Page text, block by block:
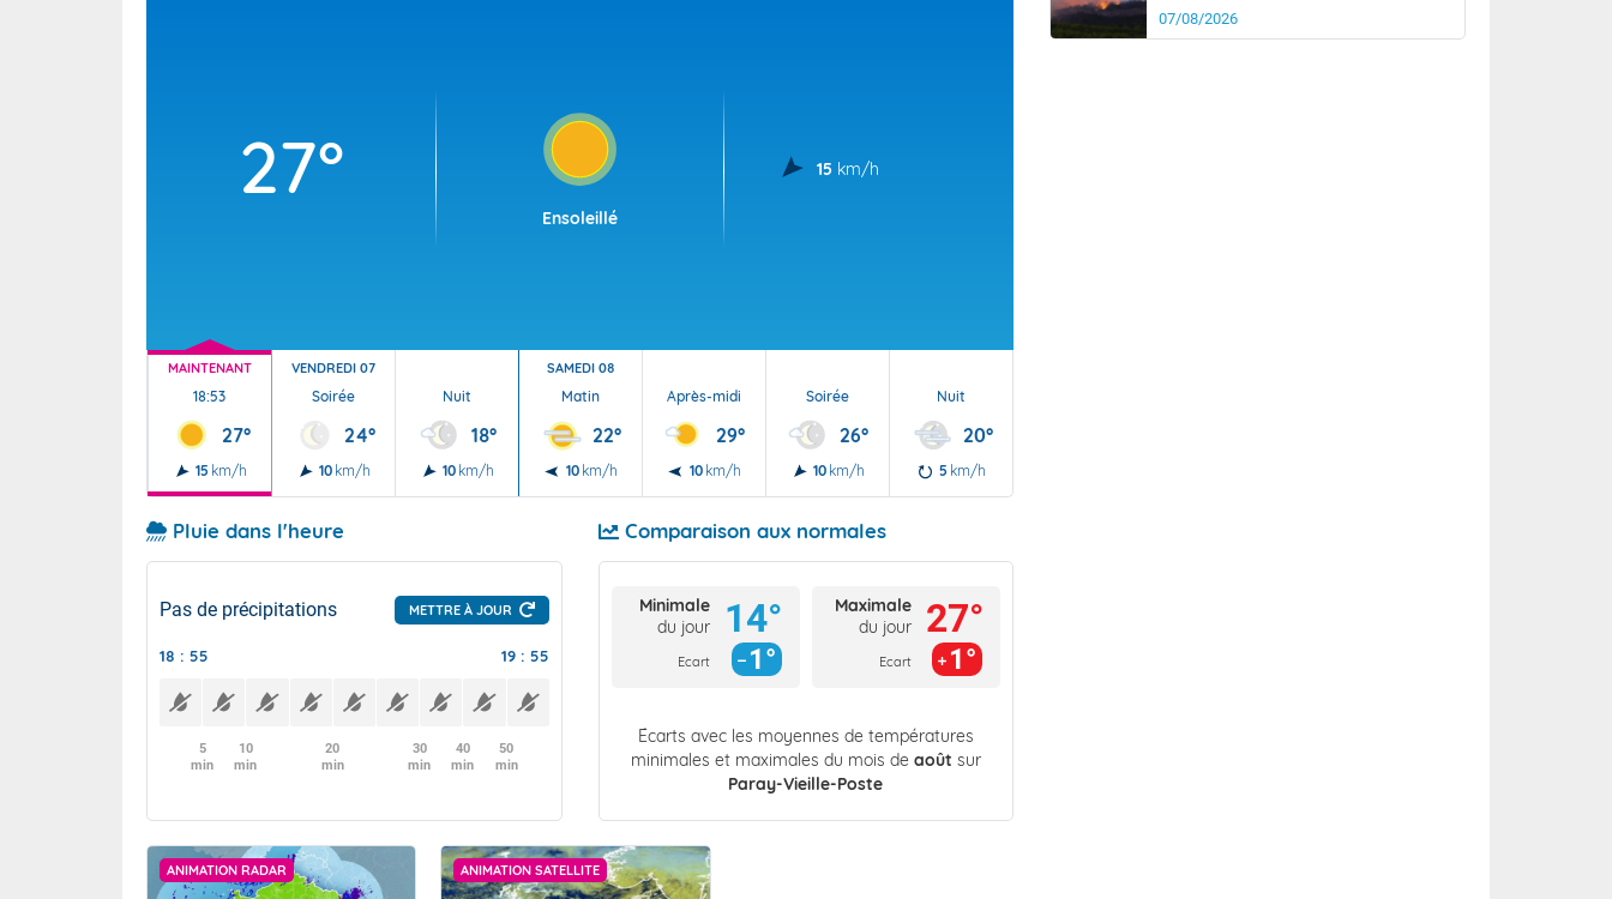
27°
Ensoleillé
15 km/h
MAINTENANT
18:53
27°
15 km/h
VENDREDI 07
Soirée
24°
10 km/h
Nuit
18°
10 km/h
SAMEDI 08
Matin
22°
10 km/h
Après-midi
29°
10 km/h
Soirée
26°
10 km/h
Nuit
20°
5 km/h
Pluie dans l'heure
Pas de précipitations METTRE À JOUR
18 : 55 19 : 55
5
min
10
min
20
min
30
min
40
min
50
min
Comparaison aux normales
Minimale
du jour
Ecart
14°
1°
Maximale
du jour
Ecart
27°
1°
Écarts avec les moyennes de températures
minimales et maximales du mois de août sur
Paray-Vieille-Poste
ANIMATION RADAR ANIMATION SATELLITE
07/08/2026